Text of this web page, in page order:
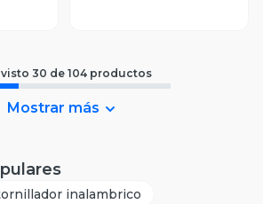
visto 30 de 104 productos
Mostrar más
inalambrico